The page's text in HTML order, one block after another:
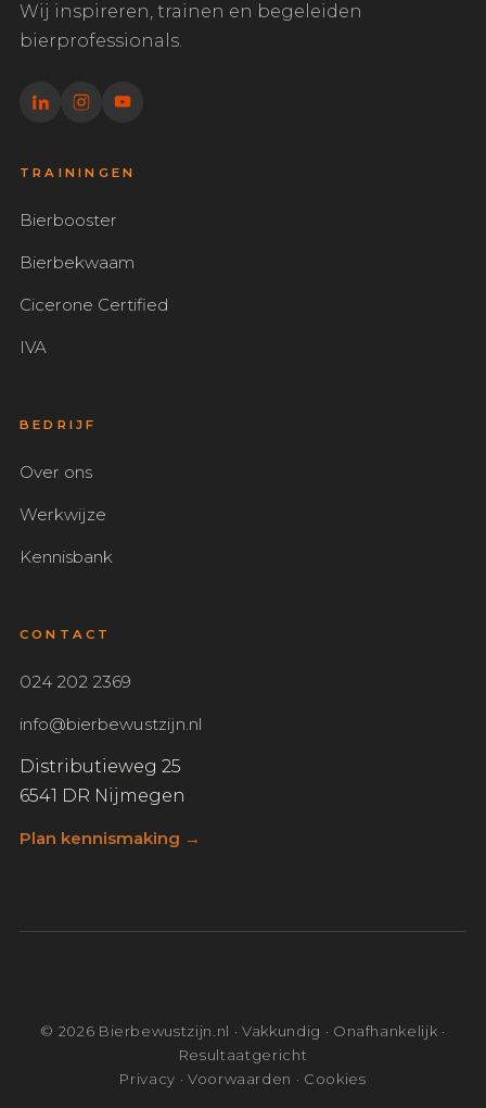
Wij inspireren, trainen en begeleiden
bierprofessionals.
TRAININGEN
Bierbooster
Bierbekwaam
Cicerone Certified
IVA
BEDRIJF
Over ons
Werkwijze
Kennisbank
CONTACT
024 202 2369
info@bierbewustzijn.nl
Distributieweg 25
6541 DR Nijmegen
Plan kennismaking →
© 2026 Bierbewustzijn.nl · Vakkundig · Onafhankelijk ·
Resultaatgericht
Privacy · Voorwaarden · Cookies